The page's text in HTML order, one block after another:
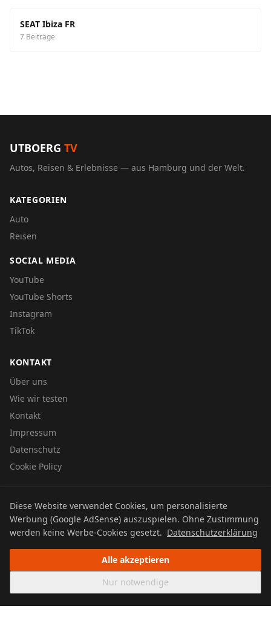
SEAT Ibiza FR
7 Beiträge
UTBOERG TV
Autos, Reisen & Erlebnisse — aus Hamburg und der Welt.
KATEGORIEN
Auto
Reisen
SOCIAL MEDIA
YouTube
YouTube Shorts
Instagram
TikTok
KONTAKT
Über uns
Wie wir testen
Kontakt
Impressum
Datenschutz
Cookie Policy
© 2026 UTBOERG TV
DatenschutzImpressumCookie Policy
Diese Website verwendet Cookies, um personalisierte
Werbung (Google AdSense) auszuspielen. Ohne Zustimmung
werden keine Werbe-Cookies gesetzt. Datenschutzerklärung
Alle akzeptieren
Nur notwendige